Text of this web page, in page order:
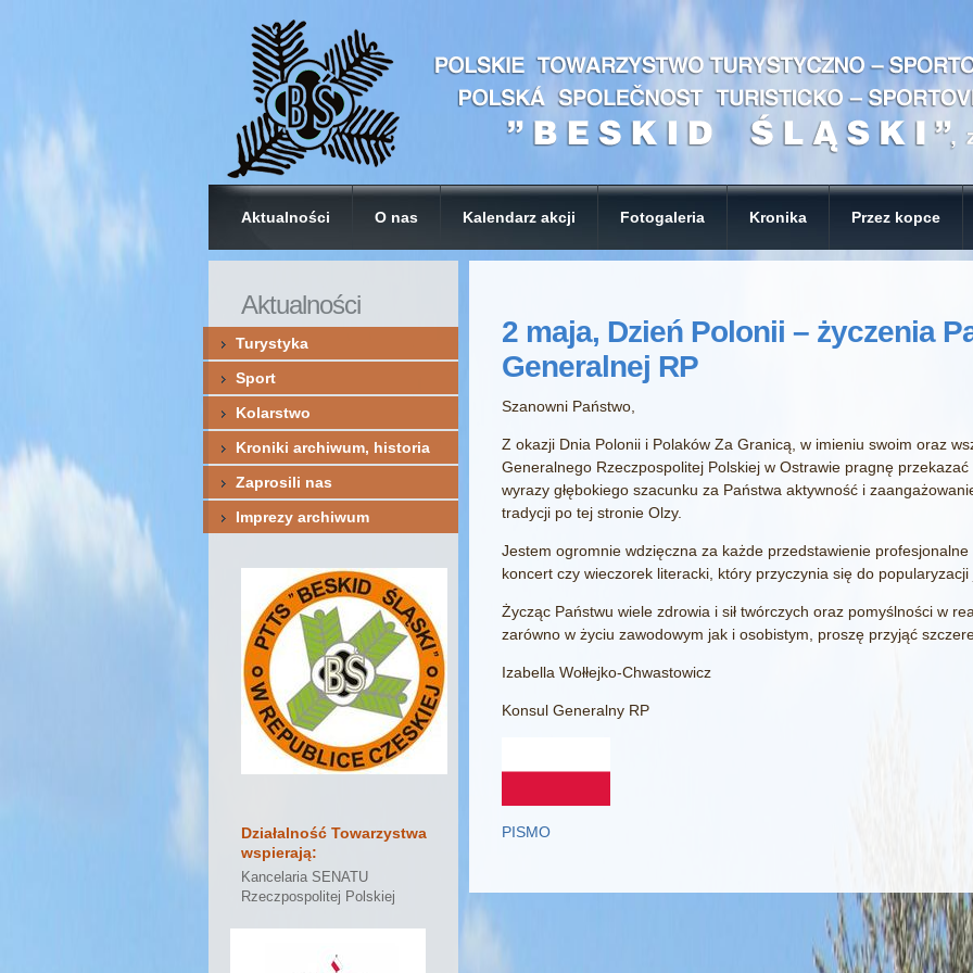
Aktualności O nas Kalendarz akcji Fotogaleria Kronika Przez kopce
2 maja, Dzień Polonii – życzenia
Generalnej RP
Szanowni Państwo,
Z okazji Dnia Polonii i Polaków Za Granicą, w imieniu swoim oraz
Generalnego Rzeczpospolitej Polskiej w Ostrawie pragnę
wyrazy głębokiego szacunku za Państwa aktywność i
tradycji po tej stronie Olzy.
Jestem ogromnie wdzięczna za każde przedstawienie
koncert czy wieczorek literacki, który przyczynia się do
Życząc Państwu wiele zdrowia i sił twórczych oraz pomyślności w
zarówno w życiu zawodowym jak i osobistym, proszę przyjąć
Izabella Wołłejko-Chwastowicz
Konsul Generalny RP
PISMO
Aktualności
Turystyka
Sport
Kolarstwo
Kroniki archiwum, historia
Zaprosili nas
Imprezy archiwum
Działalność Towarzystwa
wspierają:
Kancelaria SENATU
Rzeczpospolitej Polskiej